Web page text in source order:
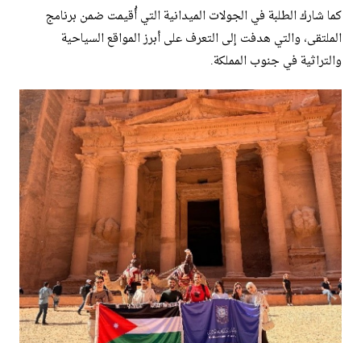
كما شارك الطلبة في الجولات الميدانية التي أُقيمت ضمن برنامج
الملتقى، والتي هدفت إلى التعرف على أبرز المواقع السياحية
والتراثية في جنوب المملكة.